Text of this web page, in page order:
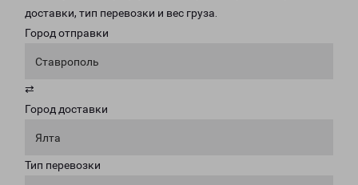
доставки, тип перевозки и вес груза.
Город отправки
Ставрополь
⇄
Город доставки
Ялта
Тип перевозки